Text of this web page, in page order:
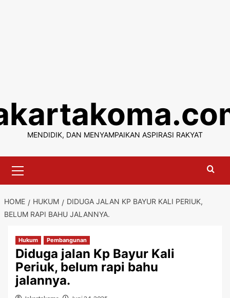
content
MENDIDIK, DAN MENYAMPAIKAN ASPIRASI RAKYAT
Menu
HOME HUKUM
DIDUGA JALAN KP BAYUR KALI PERIUK,
BELUM RAPI BAHU JALANNYA.
Hukum Pembangunan
Diduga jalan Kp Bayur Kali
Periuk, belum rapi bahu
jalannya.